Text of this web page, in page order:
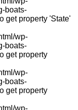
boats-
get property 'State'
wp-
boats-
get property
wp-
boats-
get property